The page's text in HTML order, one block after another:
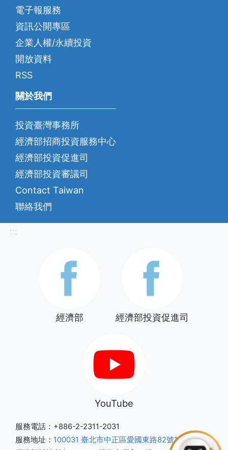
電子報服務
資訊公開專區
企業人權/永續投資
開放資料
RSS
關於我們
投資臺灣事務所
經濟部招商投資服務中心
經濟部投資促進司
經濟部投資審議司
Contact Taiwan
聯絡我們
:::
經濟部 經濟部投資促進司
YouTube
服務電話：+886-2-2311-2031
服務地址： 100031 臺北市中正區愛國東路82號1樓